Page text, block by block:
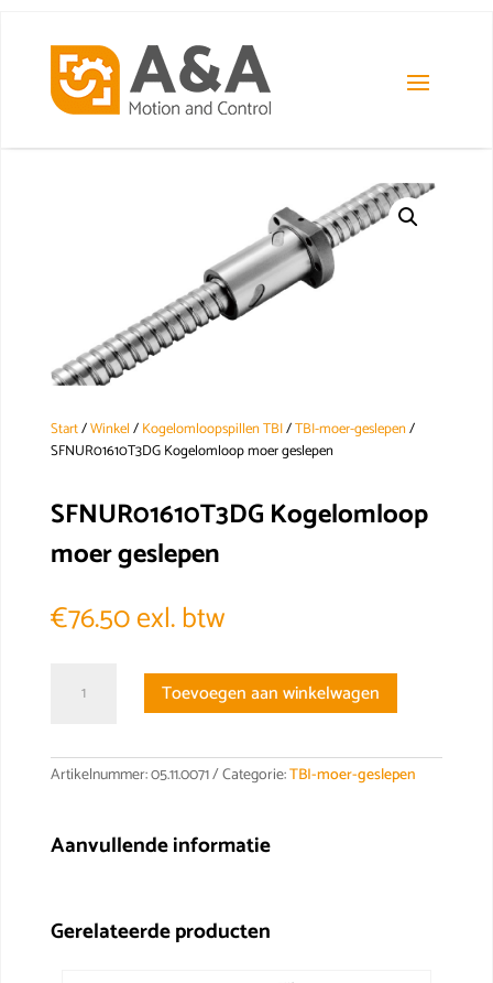
Start/Winkel/Kogelomloopspillen TBI/TBI-moer-geslepen/
SFNUR01610T3DG Kogelomloop moer geslepen
SFNUR01610T3DG Kogelomloop
moer geslepen
€76.50exl. btw
SFNUR01610T3DG
Kogelomloop
aantal
Toevoegen aan winkelwagen
Artikelnummer:05.11.0071 Categorie:TBI-moer-geslepen
Aanvullende informatie
Gerelateerde producten